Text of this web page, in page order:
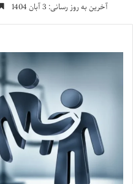
آخرین به روز رسانی: 3 آبان 1404